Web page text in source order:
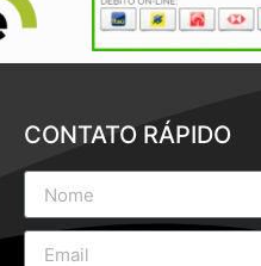
CONTATO RÁPIDO